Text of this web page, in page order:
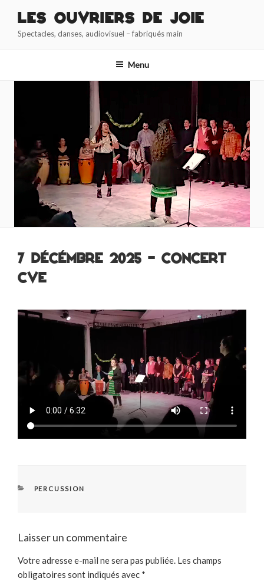
contenu
Les Ouvriers de Joie
Spectacles, danses, audiovisuel – fabriqués main
Menu
7 décémbre 2025 – concert
CVE
CATÉGORIES
PERCUSSION
Laisser un commentaire
Votre adresse e-mail ne sera pas publiée. Les champs
obligatoires sont indiqués avec *